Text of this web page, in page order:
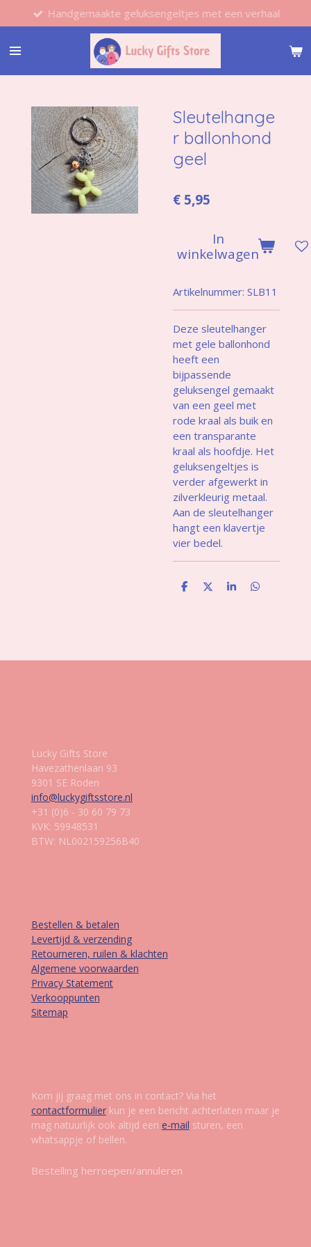
direct
naar
hoofdinhoud
Handgemaakte geluksengeltjes met een verhaal
Sleutelhange
r ballonhond
geel
€ 5,95
In
winkelwagen
Artikelnummer: SLB11
Deze sleutelhanger
met gele ballonhond
heeft een
bijpassende
geluksengel gemaakt
van een geel met
rode kraal als buik en
een transparante
kraal als hoofdje. Het
geluksengeltjes is
verder afgewerkt in
zilverkleurig metaal.
Aan de sleutelhanger
hangt een klavertje
vier bedel.
D
D
S
D
Lucky Gifts Store
Havezathenlaan 93
9301 SE Roden
info@luckygiftsstore.nl
+31 (0)6 - 30 60 79 73
KVK: 59948531
BTW: NL002159256B40
Bestellen & betalen
Levertijd & verzending
Retourneren, ruilen & klachten
Algemene voorwaarden
Privacy Statement
Verkooppunten
Sitemap
Kom jij graag met ons in contact? Via het
contactformulierkun je een bericht achterlaten maar je
mag natuurlijk ook altijd een e-mail sturen, een
whatsappje of bellen.
Bestelling herroepen/annuleren